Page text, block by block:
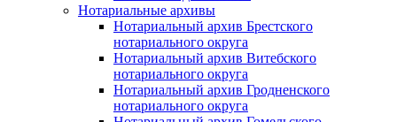
Нотариальные архивы
Нотариальный архив Брестского
нотариального округа
Нотариальный архив Витебского
нотариального округа
Нотариальный архив Гродненского
нотариального округа